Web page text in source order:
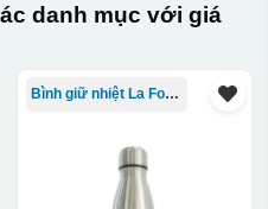
danh mục với giá
Bình giữ nhiệt La Fonte